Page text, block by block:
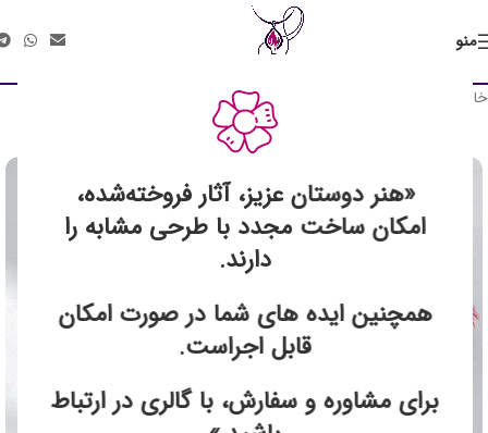
«هنر دوستان عزیز، آثار فروخته‌شده،
امکان ساخت مجدد با طرحی مشابه را
دارند.
همچنین ایده های شما در صورت امکان
قابل اجراست.
برای مشاوره و سفارش، با گالری در ارتباط
منو
خانه